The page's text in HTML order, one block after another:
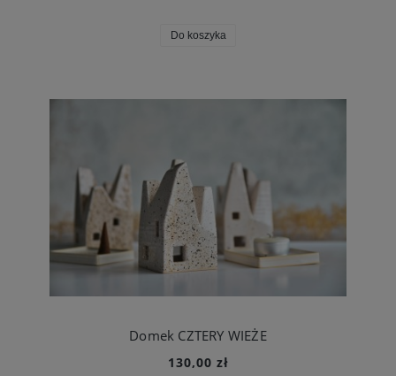
Do koszyka
Domek CZTERY WIEŻE
130,00 zł